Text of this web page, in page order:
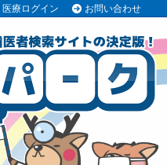
医療ログイン お問い合わせ